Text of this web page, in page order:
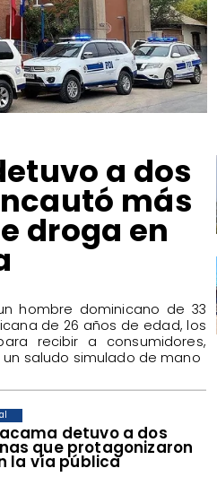
detuvo a dos
que protagonizaron
la vía pública
a dos
más
droga en
hombre dominicano de 33
de 26 años de edad, los
recibir a consumidores,
saludo simulado de mano